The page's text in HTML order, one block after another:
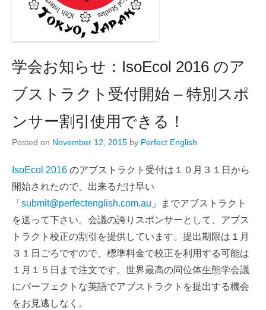
学会お知らせ：IsoEcol 2016 のア
ブストラクト受付開始 – 特別スポ
ンサー割引使用できる！
Posted on November 12, 2015 by Perfect English
IsoEcol 2016 のアブストラクト受付は１０月３１日から
開始されたので、出来るだけ早い
「 submit@perfectenglish.com.au 」までアブストラクト
を送って下さい。会議の誇りスポンサーとして、アブス
トラクト校正の割引を提供しています。提出期限は１月
３１日ごろですので、標準料金で校正を利用する可能は
１月１５日まで注文です。世界最高の同位体生態学会議
にパーフェクトな英語でアブストラクトを提出する機会
をお見逃しなく。